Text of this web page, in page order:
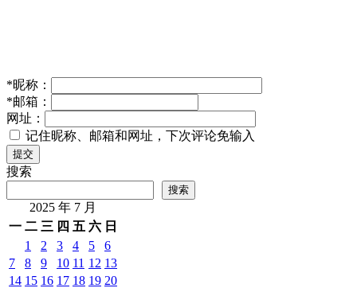
*昵称：
*邮箱：
网址：
记住昵称、邮箱和网址，下次评论免输入
提交
搜索
搜索
2025 年 7 月
一 二 三 四 五 六 日
1
2 3 4 5
6
7
8 9 10 11 12 13
14 15 16 17 18 19 20